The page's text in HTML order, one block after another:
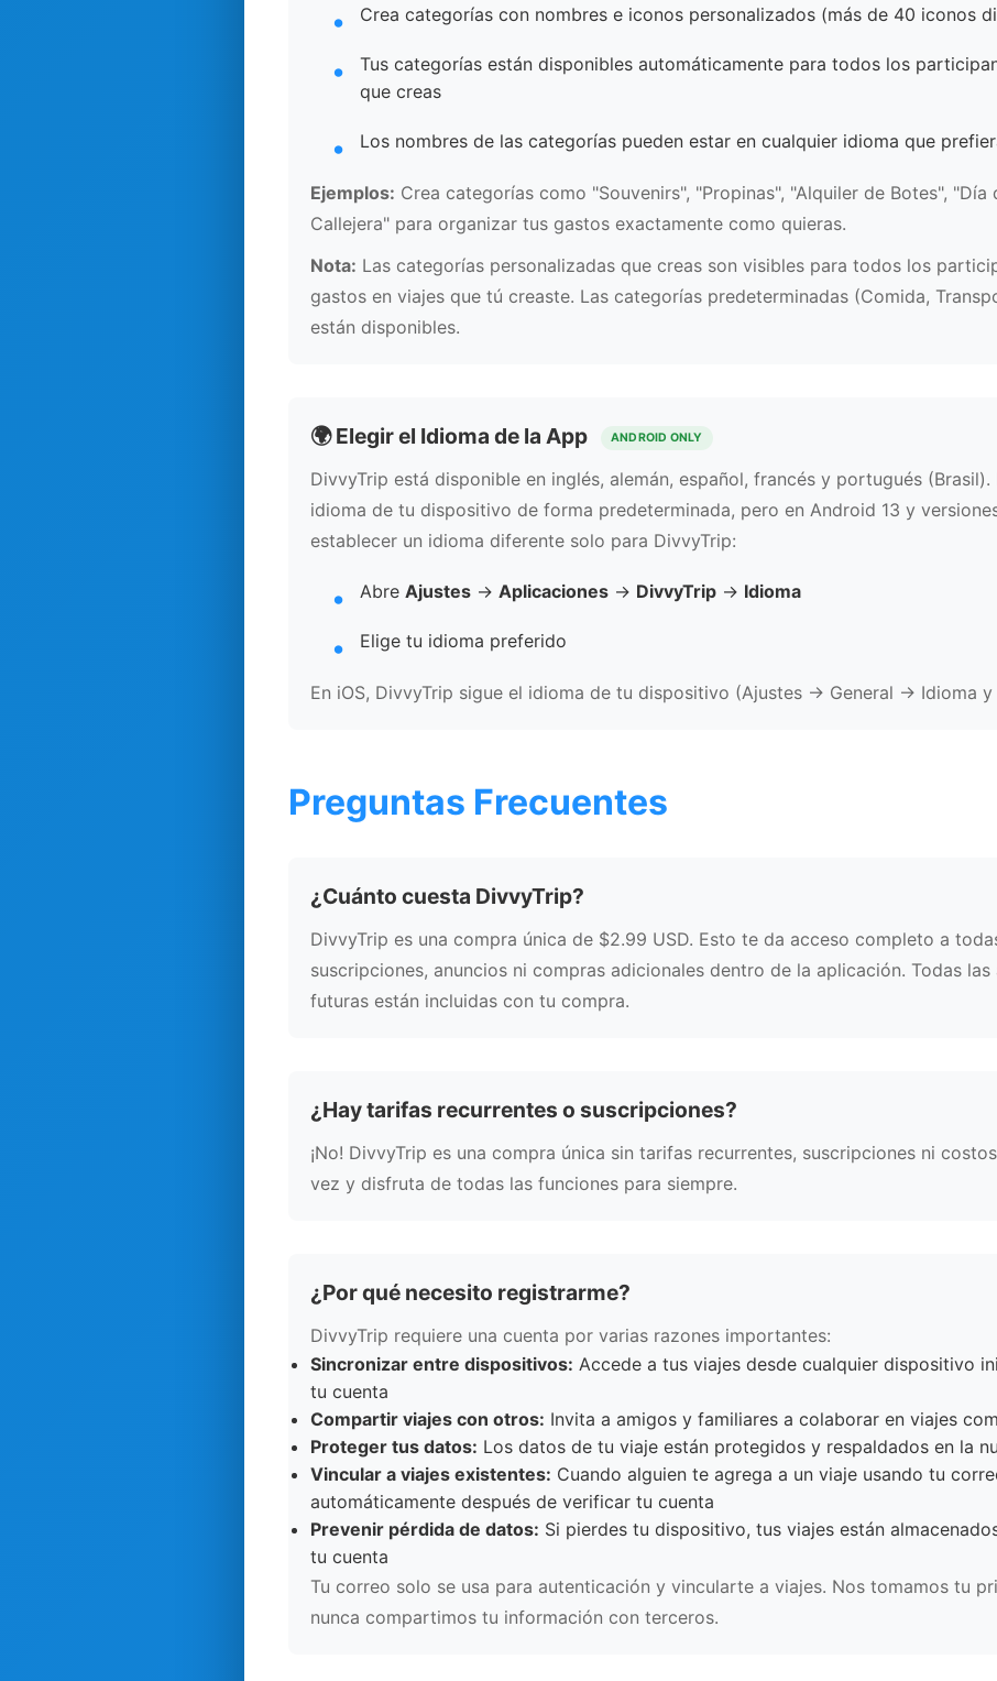
Crea categorías con nombres e iconos personalizados (más de 40 iconos
Tus categorías están disponibles automáticamente para todos los
que creas
Los nombres de las categorías pueden estar en cualquier idioma que
Ejemplos: Crea categorías como "Souvenirs", "Propinas", "Alquiler de Botes", "Día
Callejera" para organizar tus gastos exactamente como quieras.
Nota: Las categorías personalizadas que creas son visibles para todos los
gastos en viajes que tú creaste. Las categorías predeterminadas (Comida,
están disponibles.
🌍 Elegir el Idioma de la App ANDROID ONLY
DivvyTrip está disponible en inglés, alemán, español, francés y portugués (Brasil).
idioma de tu dispositivo de forma predeterminada, pero en Android 13 y
establecer un idioma diferente solo para DivvyTrip:
Abre Ajustes → Aplicaciones → DivvyTrip → Idioma
Elige tu idioma preferido
En iOS, DivvyTrip sigue el idioma de tu dispositivo (Ajustes → General → Idioma y
Preguntas Frecuentes
¿Cuánto cuesta DivvyTrip?
DivvyTrip es una compra única de $2.99 USD. Esto te da acceso completo a
suscripciones, anuncios ni compras adicionales dentro de la aplicación. Todas
futuras están incluidas con tu compra.
¿Hay tarifas recurrentes o suscripciones?
¡No! DivvyTrip es una compra única sin tarifas recurrentes, suscripciones ni
vez y disfruta de todas las funciones para siempre.
¿Por qué necesito registrarme?
DivvyTrip requiere una cuenta por varias razones importantes:
Sincronizar entre dispositivos: Accede a tus viajes desde cualquier dispositivo
tu cuenta
Compartir viajes con otros: Invita a amigos y familiares a colaborar en viajes
Proteger tus datos: Los datos de tu viaje están protegidos y respaldados en la
Vincular a viajes existentes: Cuando alguien te agrega a un viaje usando tu
automáticamente después de verificar tu cuenta
Prevenir pérdida de datos: Si pierdes tu dispositivo, tus viajes están
tu cuenta
Tu correo solo se usa para autenticación y vincularte a viajes. Nos tomamos tu
nunca compartimos tu información con terceros.